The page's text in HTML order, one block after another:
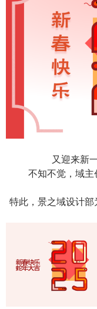
又迎来新
不知不觉，域主
特此，景之域设计部